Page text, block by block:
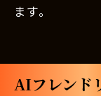
ます。
AIフレンド